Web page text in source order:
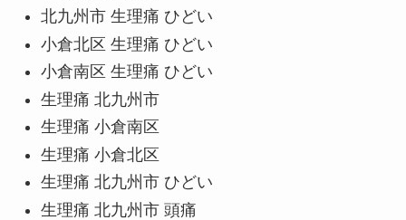
北九州市 生理痛 ひどい
小倉北区 生理痛 ひどい
小倉南区 生理痛 ひどい
生理痛 北九州市
生理痛 小倉南区
生理痛 小倉北区
生理痛 北九州市 ひどい
生理痛 北九州市 頭痛